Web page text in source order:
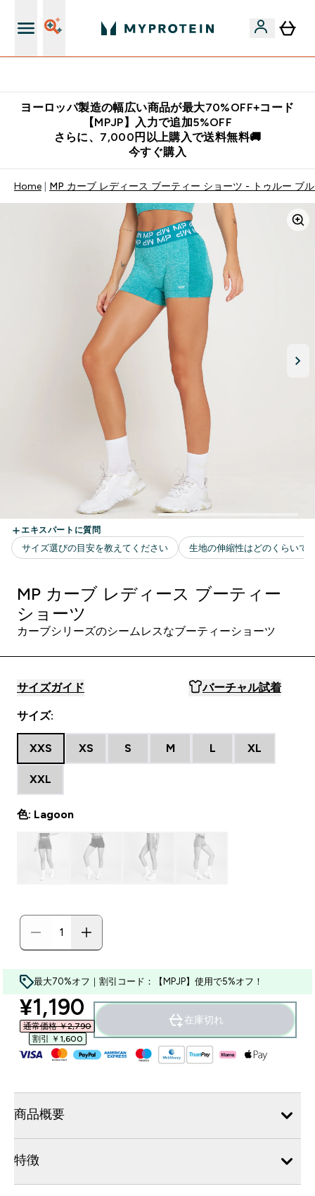
ヨーロッパ製造の幅広い商品が最大70%OFF+コード
【MPJP】入力で追加5%OFF
さらに、7,000円以上購入で送料無料🚚
今すぐ購入
Home MP カーブ レディース ブーティー ショーツ - トゥルー ブ
MP カーブ レディース ブーティー
ショーツ
カーブシリーズのシームレスなブーティーショーツ
サイズガイド バーチャル試着
サイズ:
XXS XS S M L XL
XXL
色: Lagoon
最大70%オフ｜割引コード：【MPJP】使用で5%オフ！
discounted price
¥1,190‎
通常価格 ￥2,790‎
割引 ￥1,600‎
在庫切れ
商品概要
特徴